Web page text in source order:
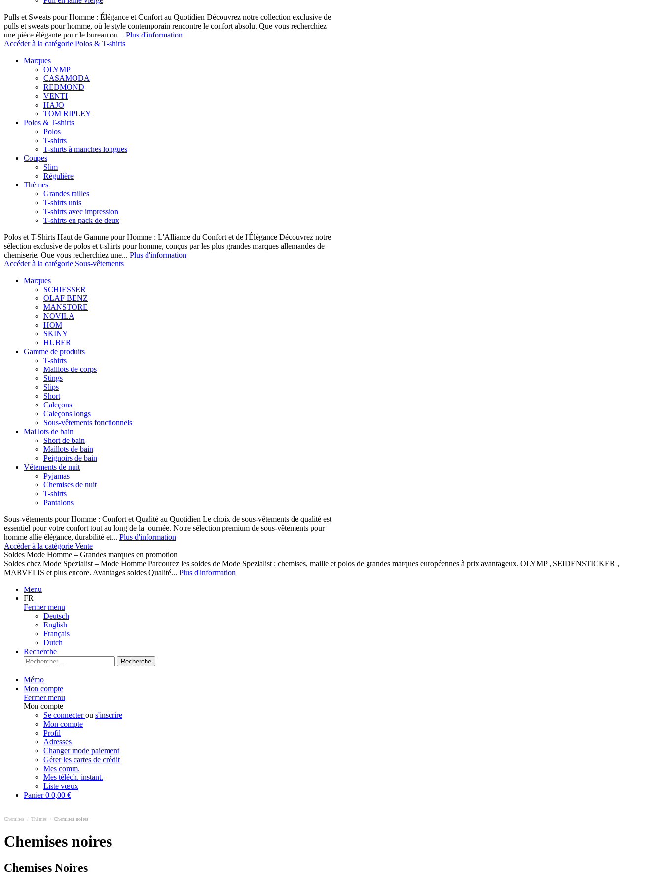
Pulls et Sweats pour Homme : Élégance et Confort au Quotidien Découvrez notre collection exclusive de
pulls et sweats pour homme, où le style contemporain rencontre le confort absolu. Que vous recherchiez
une pièce élégante pour le bureau ou... Plus d'information
Accéder à la catégorie Polos & T-shirts
Marques
OLYMP
CASAMODA
REDMOND
VENTI
HAJO
TOM RIPLEY
Polos & T-shirts
Polos
T-shirts
T-shirts à manches longues
Coupes
Slim
Régulière
Thèmes
Grandes tailles
T-shirts unis
T-shirts avec impression
T-shirts en pack de deux
Polos et T-Shirts Haut de Gamme pour Homme : L'Alliance du Confort et de l'Élégance Découvrez notre
sélection exclusive de polos et t-shirts pour homme, conçus par les plus grandes marques allemandes de
chemiserie. Que vous recherchiez une... Plus d'information
Accéder à la catégorie Sous-vêtements
Marques
SCHIESSER
OLAF BENZ
MANSTORE
NOVILA
HOM
SKINY
HUBER
Gamme de produits
T-shirts
Maillots de corps
Stings
Slips
Short
Caleçons
Caleçons longs
Sous-vêtements fonctionnels
Maillots de bain
Short de bain
Maillots de bain
Peignoirs de bain
Vêtements de nuit
Pyjamas
Chemises de nuit
T-shirts
Pantalons
Sous-vêtements pour Homme : Confort et Qualité au Quotidien Le choix de sous-vêtements de qualité est
essentiel pour votre confort tout au long de la journée. Notre sélection premium de sous-vêtements pour
homme allie élégance, durabilité et... Plus d'information
Accéder à la catégorie Vente
Soldes Mode Homme – Grandes marques en promotion
Soldes chez Mode Spezialist – Mode Homme Parcourez les soldes de Mode Spezialist : chemises, maille et polos de grandes marques européennes à prix avantageux. OLYMP , SEIDENSTICKER ,
MARVELIS et plus encore. Avantages soldes Qualité... Plus d'information
Menu
FR
Fermer menu
Deutsch
English
Français
Dutch
Recherche
Recherche
Mémo
Mon compte
Fermer menu
Mon compte
Se connecterou s'inscrire
Mon compte
Profil
Adresses
Changer mode paiement
Gérer les cartes de crédit
Mes comm.
Mes téléch. instant.
Liste vœux
Panier0 0,00 €
Chemises Thèmes Chemises noires
Chemises noires
Chemises Noires